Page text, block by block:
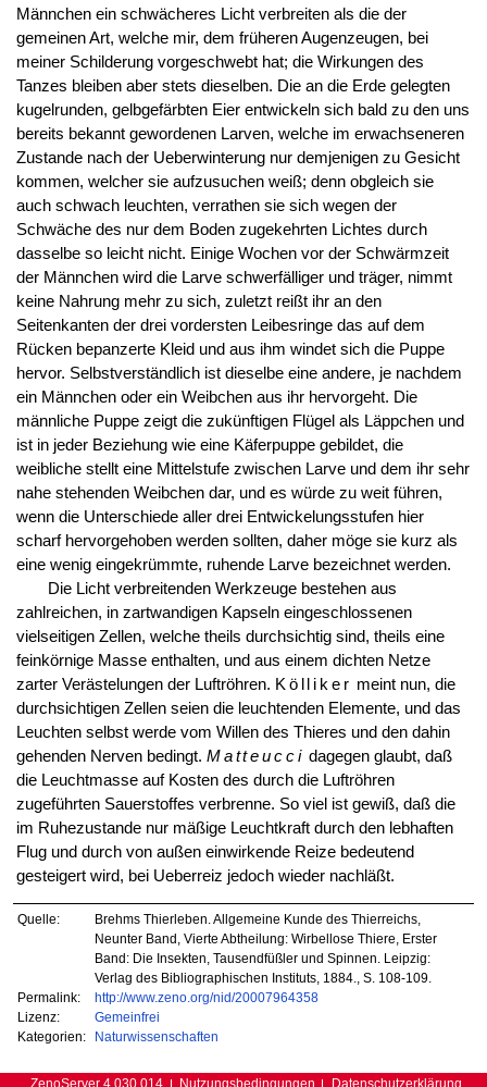
Männchen ein schwächeres Licht verbreiten als die der
gemeinen Art, welche mir, dem früheren Augenzeugen, bei
meiner Schilderung vorgeschwebt hat; die Wirkungen des
Tanzes bleiben aber stets dieselben. Die an die Erde gelegten
kugelrunden, gelbgefärbten Eier entwickeln sich bald zu den uns
bereits bekannt gewordenen Larven, welche im erwachseneren
Zustande nach der Ueberwinterung nur demjenigen zu Gesicht
kommen, welcher sie aufzusuchen weiß; denn obgleich sie
auch schwach leuchten, verrathen sie sich wegen der
Schwäche des nur dem Boden zugekehrten Lichtes durch
dasselbe so leicht nicht. Einige Wochen vor der Schwärmzeit
der Männchen wird die Larve schwerfälliger und träger, nimmt
keine Nahrung mehr zu sich, zuletzt reißt ihr an den
Seitenkanten der drei vordersten Leibesringe das auf dem
Rücken bepanzerte Kleid und aus ihm windet sich die Puppe
hervor. Selbstverständlich ist dieselbe eine andere, je nachdem
ein Männchen oder ein Weibchen aus ihr hervorgeht. Die
männliche Puppe zeigt die zukünftigen Flügel als Läppchen und
ist in jeder Beziehung wie eine Käferpuppe gebildet, die
weibliche stellt eine Mittelstufe zwischen Larve und dem ihr sehr
nahe stehenden Weibchen dar, und es würde zu weit führen,
wenn die Unterschiede aller drei Entwickelungsstufen hier
scharf hervorgehoben werden sollten, daher möge sie kurz als
eine wenig eingekrümmte, ruhende Larve bezeichnet werden.
Die Licht verbreitenden Werkzeuge bestehen aus
zahlreichen, in zartwandigen Kapseln eingeschlossenen
vielseitigen Zellen, welche theils durchsichtig sind, theils eine
feinkörnige Masse enthalten, und aus einem dichten Netze
zarter Verästelungen der Luftröhren. Kölliker meint nun, die
durchsichtigen Zellen seien die leuchtenden Elemente, und das
Leuchten selbst werde vom Willen des Thieres und den dahin
gehenden Nerven bedingt. Matteucci dagegen glaubt, daß
die Leuchtmasse auf Kosten des durch die Luftröhren
zugeführten Sauerstoffes verbrenne. So viel ist gewiß, daß die
im Ruhezustande nur mäßige Leuchtkraft durch den lebhaften
Flug und durch von außen einwirkende Reize bedeutend
gesteigert wird, bei Ueberreiz jedoch wieder nachläßt.
Quelle:
Brehms Thierleben. Allgemeine Kunde des Thierreichs,
Neunter Band, Vierte Abtheilung: Wirbellose Thiere, Erster
Band: Die Insekten, Tausendfüßler und Spinnen. Leipzig:
Verlag des Bibliographischen Instituts, 1884., S. 108-109.
Permalink:
http://www.zeno.org/nid/20007964358
Lizenz:
Gemeinfrei
Kategorien:
Naturwissenschaften
ZenoServer 4.030.014 Nutzungsbedingungen Datenschutzerklärung